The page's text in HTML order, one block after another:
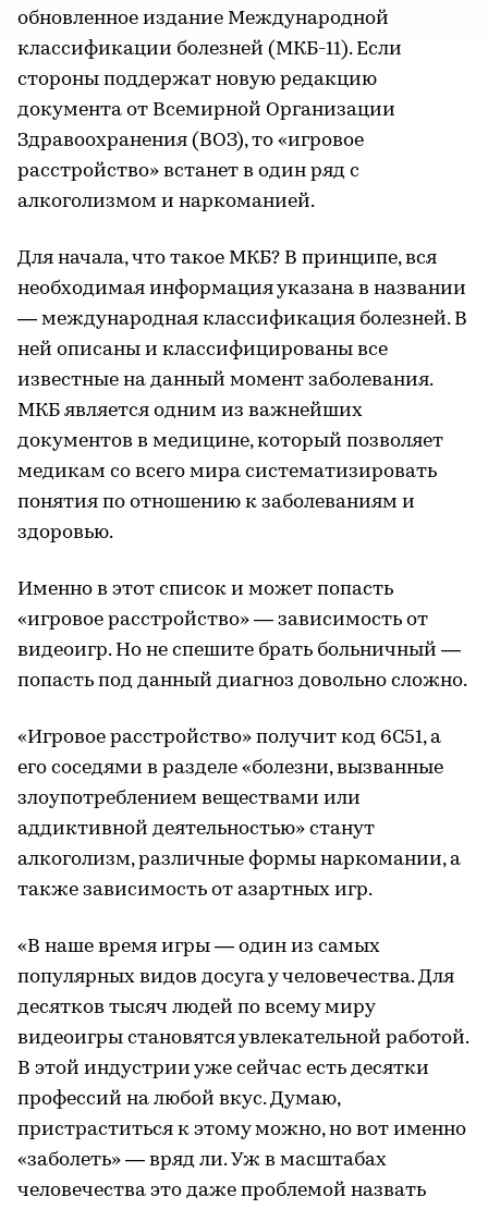
обновленное издание Международной
классификации болезней (МКБ-11). Если
стороны поддержат новую редакцию
документа от Всемирной Организации
Здравоохранения (ВОЗ), то «игровое
расстройство» встанет в один ряд с
алкоголизмом и наркоманией.
Для начала, что такое МКБ? В принципе, вся
необходимая информация указана в названии
— международная классификация болезней. В
ней описаны и классифицированы все
известные на данный момент заболевания.
МКБ является одним из важнейших
документов в медицине, который позволяет
медикам со всего мира систематизировать
понятия по отношению к заболеваниям и
здоровью.
Именно в этот список и может попасть
«игровое расстройство» — зависимость от
видеоигр. Но не спешите брать больничный —
попасть под данный диагноз довольно сложно.
«Игровое расстройство» получит код 6C51, а
его соседями в разделе «болезни, вызванные
злоупотреблением веществами или
аддиктивной деятельностью» станут
алкоголизм, различные формы наркомании, а
также зависимость от азартных игр.
«В наше время игры — один из самых
популярных видов досуга у человечества. Для
десятков тысяч людей по всему миру
видеоигры становятся увлекательной работой.
В этой индустрии уже сейчас есть десятки
профессий на любой вкус. Думаю,
пристраститься к этому можно, но вот именно
«заболеть» — вряд ли. Уж в масштабах
человечества это даже проблемой назвать